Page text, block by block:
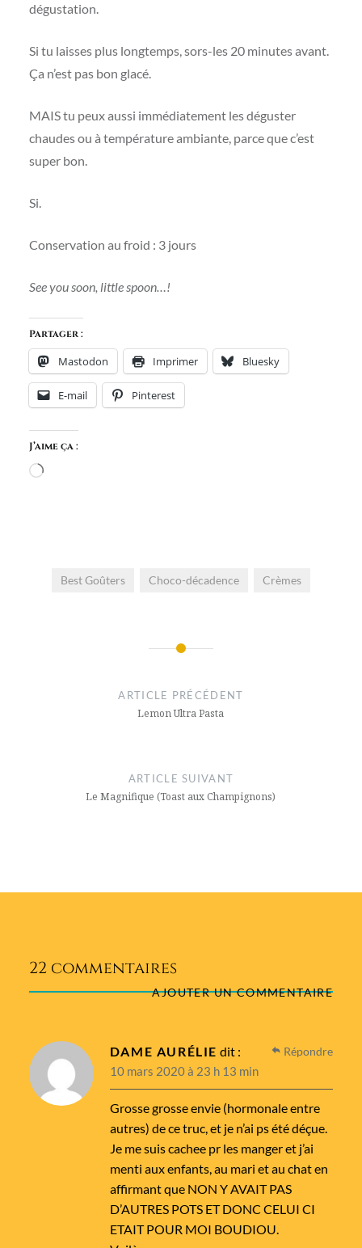
dégustation.
Si tu laisses plus longtemps, sors-les 20 minutes avant.
Ça n’est pas bon glacé.
MAIS tu peux aussi immédiatement les déguster
chaudes ou à température ambiante, parce que c’est
super bon.
Si.
Conservation au froid : 3 jours
See you soon, little spoon…!
Partager :
Mastodon Imprimer Bluesky
E-mail Pinterest
J’aime ça :
Chargement…
Best Goûters Choco-décadence Crèmes
ARTICLE PRÉCÉDENT
Lemon Ultra Pasta
ARTICLE SUIVANT
Le Magnifique (Toast aux Champignons)
22 commentaires
AJOUTER UN COMMENTAIRE
DAME AURÉLIE dit :
10 mars 2020 à 23 h 13 min
Grosse grosse envie (hormonale entre
autres) de ce truc, et je n’ai ps été déçue.
Je me suis cachee pr les manger et j’ai
menti aux enfants, au mari et au chat en
affirmant que NON Y AVAIT PAS
D’AUTRES POTS ET DONC CELUI CI
ETAIT POUR MOI BOUDIOU.
Répondre